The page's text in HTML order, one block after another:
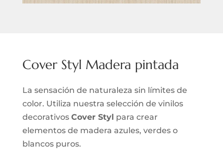
Cover Styl Madera pintada
La sensación de naturaleza sin límites de
color. Utiliza nuestra selección de vinilos
decorativos Cover Styl para crear
elementos de madera azules, verdes o
blancos puros.